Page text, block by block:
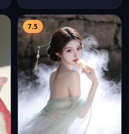
震、舒淇、许…
7.5